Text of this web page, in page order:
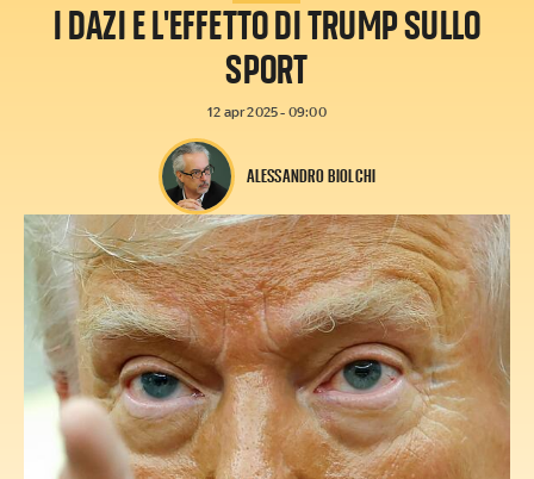
I DAZI E L'EFFETTO DI TRUMP SULLO
SPORT
12 apr 2025 - 09:00
ALESSANDRO BIOLCHI